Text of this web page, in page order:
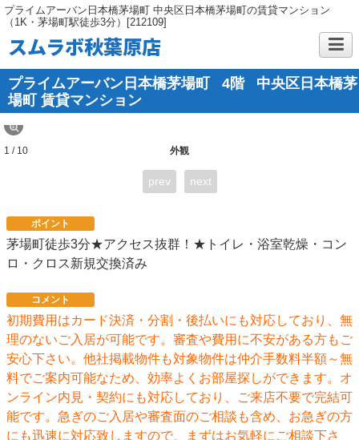
プライムアーバン日本橋茅場町 中央区日本橋茅場町の賃貸マンション
（1K・茅場町駅徒歩3分）[212109]
スムラボ秋葉原店
プライムアーバン日本橋茅場町 4階
中央区日本橋茅
場町 賃貸マンション
外観
1 / 10
prev next
ポイント
茅場町徒歩3分★アクセス抜群！★トイレ・浴室乾燥・コン
ロ・クロス新規交換済み
コメント
初期費用はカード決済・分割・後払いにも対応しており、無
理のないご入居が可能です。審査や費用に不安がある方もご
安心下さい。他社掲載物件も対象物件は仲介手数料半額～無
料でご案内可能なため、効率よくお部屋探しができます。オ
ンライン内見・契約にも対応しており、ご来店不要で完結可
能です。急ぎのご入居や審査面のご相談も含め、お急ぎの方
にも迅速に対応致しますので、まずはお気軽にご相談下さ